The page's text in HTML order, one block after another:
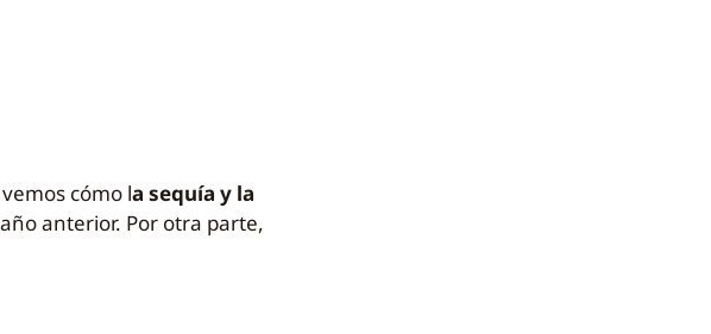
cómo la sequía y la
anterior. Por otra parte,